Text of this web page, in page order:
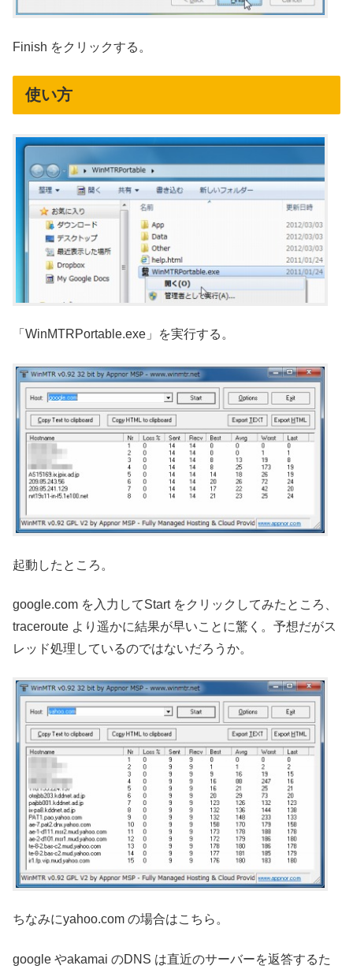
Finish をクリックする。
使い方
「WinMTRPortable.exe」を実行する。
起動したところ。
google.com を入力してStart をクリックしてみたところ、
traceroute より遥かに結果が早いことに驚く。予想だがス
レッド処理しているのではないだろうか。
ちなみにyahoo.com の場合はこちら。
google やakamai のDNS は直近のサーバーを返答するた